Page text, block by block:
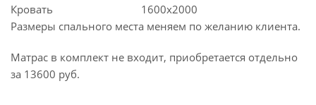
Кровать
1600х2000
Размеры спального места меняем по желанию клиента.
Матрас в комплект не входит, приобретается отдельно
за 13600 руб.